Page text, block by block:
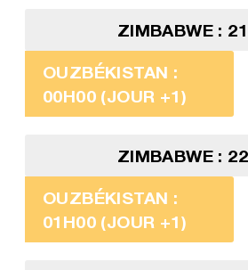
ZIMBABWE :
OUZBÉKISTAN :
00H00 (JOUR +1)
ZIMBABWE :
OUZBÉKISTAN :
01H00 (JOUR +1)